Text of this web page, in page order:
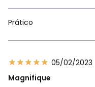
Prático
05/02/2023
Magnifique